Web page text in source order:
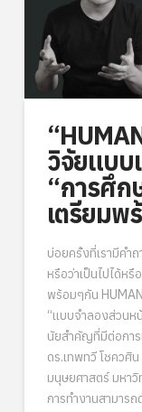
วิจัยแบบ
“การศึก
เตรียมพ
บ่อยครั้งที่เรามีคำ
หรือว่าเป็นไปได้หรื
พร้อมๆกัน
“แบบจำลองส่วนห
นัยสำคัญที่มีต่อการ
ดร.เทพทวี โชควศิ
มนุษยศาสตร์ มหาวิ
การทำงานสามาร